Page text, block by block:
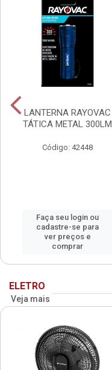
LANTERNA RAYOVAC
TÁTICA METAL 300LM
Código: 42448
Faça seu login ou
cadastre-se para
ver preços e
comprar
ELETRO
Veja mais